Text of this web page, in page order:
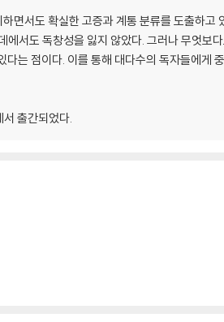
면서도 확실한 고증과 계통 분류를 도출하고
서도 독창성을 잃지 않았다. 그러나 무엇보
는 점이다. 이를 통해 대다수의 독자들에게
서 출간되었다.